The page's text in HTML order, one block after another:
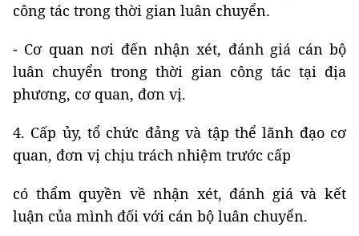
công tác trong thời gian luân chuyển.
- Cơ quan nơi đến nhận xét, đánh giá cán bộ
luân chuyển trong thời gian công tác tại địa
phương, cơ quan, đơn vị.
4. Cấp ủy, tổ chức đảng và tập thể lãnh đạo cơ
quan, đơn vị chịu trách nhiệm trước cấp
có thẩm quyền về nhận xét, đánh giá và kết
luận của mình đối với cán bộ luân chuyển.